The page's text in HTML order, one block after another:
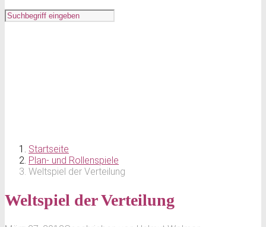
Startseite
Plan- und Rollenspiele
Weltspiel der Verteilung
Weltspiel der Verteilung